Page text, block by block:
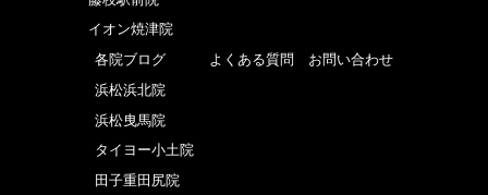
イオン焼津院
各院ブログ
浜松浜北院
浜松曳馬院
タイヨー小土院
田子重田尻院
よくある質問 お問い合わせ